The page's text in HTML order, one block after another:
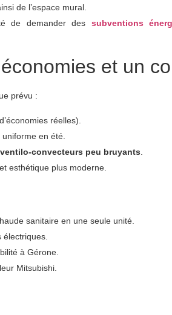
de l’espace mural.
de demander des subventions
et un
prévu :
réelles).
en été.
ventilo-convecteurs peu bruyants
esthétique plus moderne.
sanitaire en une seule unité.
à Gérone.
Mitsubishi.